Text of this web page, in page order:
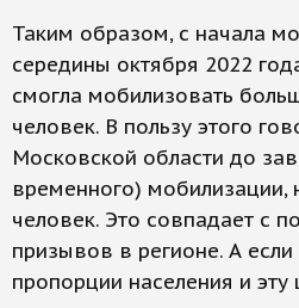
Таким образом, с начала
середины октября 2022
смогла мобилизовать
человек. В пользу этого
Московской области до
временного) мобилизации,
человек. Это совпадает с
призывов в регионе. А если
пропорции населения и